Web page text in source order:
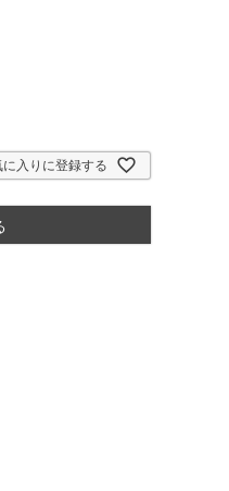
に入りに登録する